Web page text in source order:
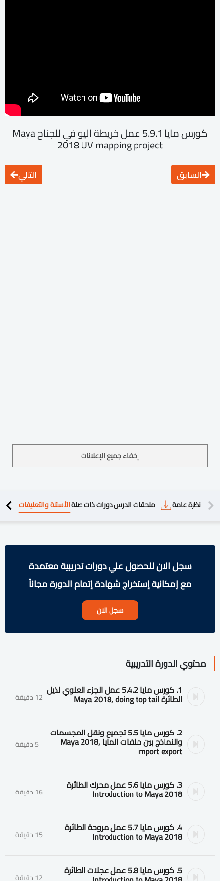
كورس مايا 5.9.1 عمل خريطة اليو في للجناح Maya
2018 UV mapping project
السابق التالي
إخفاء جميع الإعلانات
نظرة عامة ملحقات الدرسدورات ذات صلةالأسئلة والتعليقات
سجل الان للحصول علي دورات تدريبية معتمدة
مع إمكانية إستخراج شهادة إتمام الدورة مجاناً
سجل الان
محتوي الدورة التدريبية
1. كورس مايا 5.4.2 عمل الجزء العلوي لذيل
الطائرة Maya 2018, doing top tail 12 دقيقة
2. كورس مايا 5.5 تجميع ونقل المجسمات
والنماذج بين ملفات المايا Maya 2018,
import export 5 دقيقة
3. كورس مايا 5.6 عمل محرك الطائرة
Introduction to Maya 2018 16 دقيقة
4. كورس مايا 5.7 عمل مروحة الطائرة
Introduction to Maya 2018 15 دقيقة
5. كورس مايا 5.8 عمل عجلات الطائرة 12 دقيقة